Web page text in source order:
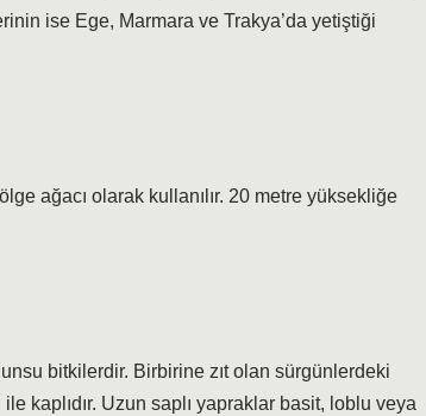
ise Ege, Marmara ve Trakya’da yetiştiği
ağacı olarak kullanılır. 20 metre yüksekliğe
bitkilerdir. Birbirine zıt olan sürgünlerdeki
kaplıdır. Uzun saplı yapraklar basit, loblu veya